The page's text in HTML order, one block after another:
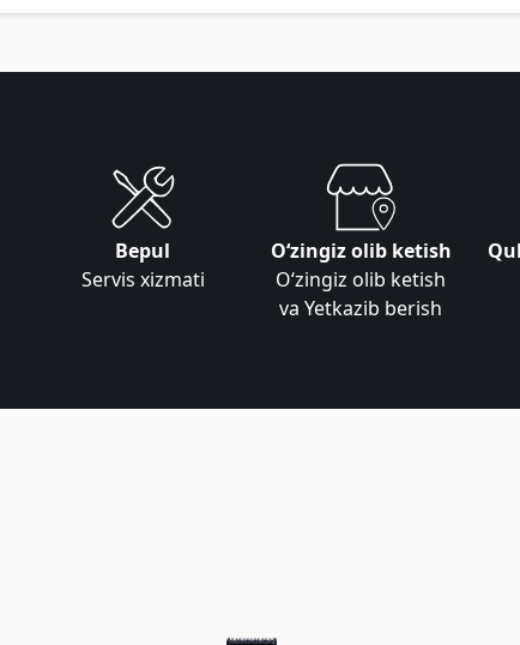
Bepul
Servis xizmati
Oʻzingiz olib ketish
Oʻzingiz olib ketish
va Yetkazib berish